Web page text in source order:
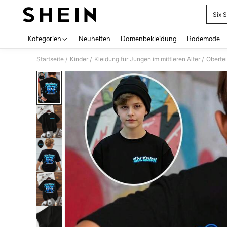
Six
Kategorien Neuheiten Damenbekleidung Bademode
Startseite / Kinder / Kleidung für Jungen im mittleren Alter /